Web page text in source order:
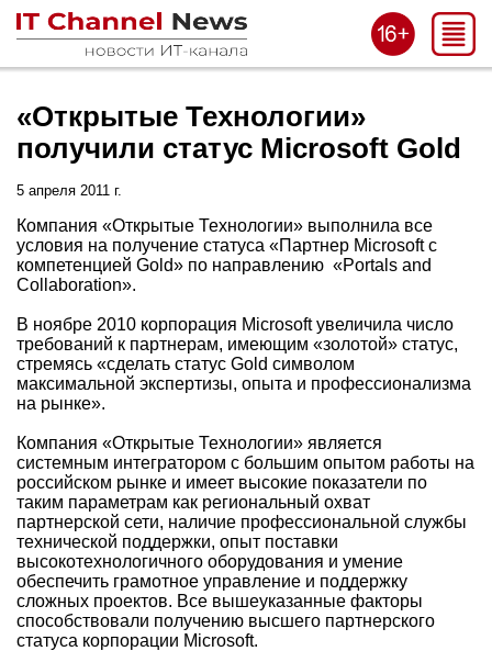
«Открытые Технологии»
получили статус Microsoft Gold
5 апреля 2011 г.
Компания «Открытые Технологии» выполнила все
условия на получение статуса «Партнер Microsoft с
компетенцией Gold» по направлению «Portals and
Collaboration».
В ноябре 2010 корпорация Microsoft увеличила число
требований к партнерам, имеющим «золотой» статус,
стремясь «сделать статус Gold символом
максимальной экспертизы, опыта и профессионализма
на рынке».
Компания «Открытые Технологии» является
системным интегратором с большим опытом работы на
российском рынке и имеет высокие показатели по
таким параметрам как региональный охват
партнерской сети, наличие профессиональной службы
технической поддержки, опыт поставки
высокотехнологичного оборудования и умение
обеспечить грамотное управление и поддержку
сложных проектов. Все вышеуказанные факторы
способствовали получению высшего партнерского
статуса корпорации Microsoft.